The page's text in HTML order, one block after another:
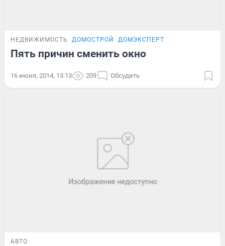
НЕДВИЖИМОСТЬ ДОМОСТРОЙ ДОМЭКСПЕРТ
Пять причин сменить окно
16 июня, 2014, 13:13 209 Обсудить
АВТО